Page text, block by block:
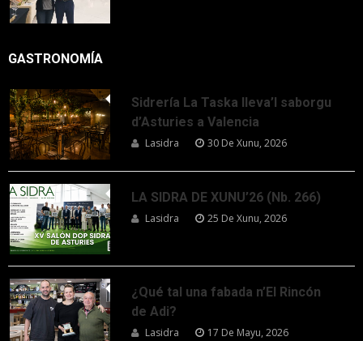
GASTRONOMÍA
Sidrería La Taska lleva’l saborgu
d’Asturies a Valencia
Lasidra 30 De Xunu, 2026
LA SIDRA DE XUNU’26 (Nb. 266)
Lasidra 25 De Xunu, 2026
¿Qué tal una fabada n’El Rincón
de Adi?
Lasidra 17 De Mayu, 2026